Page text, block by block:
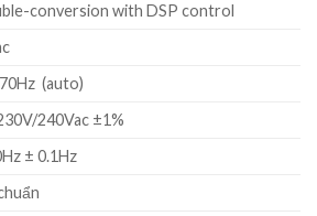
conversion with DSP control
(auto)
240Vac ±1%
± 0.1Hz